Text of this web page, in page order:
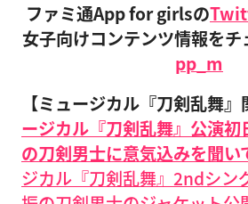
ファミ通App for girlsの
女子向けコンテンツ情報をチ
pp_m
【ミュージカル『刀剣乱舞』
ージカル『刀剣乱舞』公演初
の刀剣男士に意気込みを聞い
ジカル『刀剣乱舞』2ndシン